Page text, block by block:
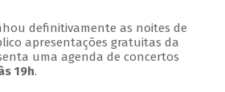
definitivamente as noites de
apresentações gratuitas da
uma agenda de concertos
19h.